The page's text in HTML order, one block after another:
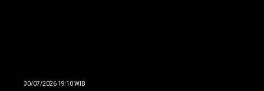
30/07/2026 19:10 WIB